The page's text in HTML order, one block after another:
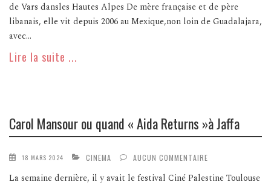
de Vars dansles Hautes Alpes De mère française et de père
libanais, elle vit depuis 2006 au Mexique,non loin de Guadalajara,
avec...
Lire la suite ...
Carol Mansour ou quand « Aida Returns »à Jaffa
18 MARS 2024 CINEMA AUCUN COMMENTAIRE
La semaine dernière, il y avait le festival Ciné Palestine Toulouse